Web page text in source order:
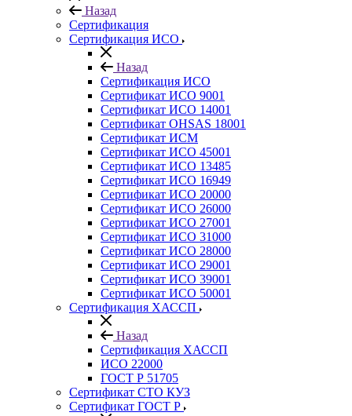
Назад
Сертификация
Сертификация ИСО
Назад
Сертификация ИСО
Сертификат ИСО 9001
Сертификат ИСО 14001
Сертификат OHSAS 18001
Сертификат ИСМ
Сертификат ИСО 45001
Сертификат ИСО 13485
Сертификат ИСО 16949
Сертификат ИСО 20000
Сертификат ИСО 26000
Сертификат ИСО 27001
Сертификат ИСО 31000
Сертификат ИСО 28000
Сертификат ИСО 29001
Сертификат ИСО 39001
Сертификат ИСО 50001
Сертификация ХАССП
Назад
Сертификация ХАССП
ИСО 22000
ГОСТ Р 51705
Сертификат СТО КУЗ
Сертификат ГОСТ Р